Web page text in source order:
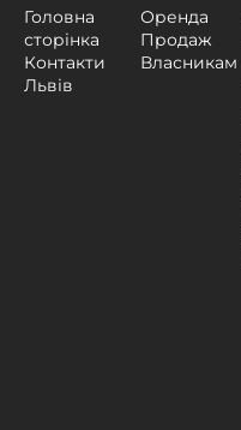
Головна
сторінка
Контакти
Львів
Оренда
Продаж
Власникам